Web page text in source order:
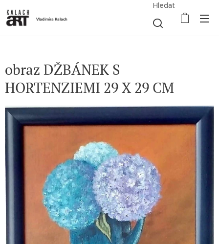
Vladimíra Kalach
Hledat
obraz DŽBÁNEK S
HORTENZIEMI 29 X 29 CM